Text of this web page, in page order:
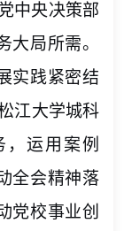
中央决策部
大局所需。
实践紧密结
江大学城科
运用案例
全会精神落
党校事业创